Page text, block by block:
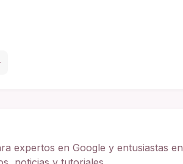
expertos en Google y entusiastas en